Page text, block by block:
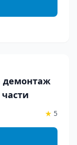
демонтаж
★ 5